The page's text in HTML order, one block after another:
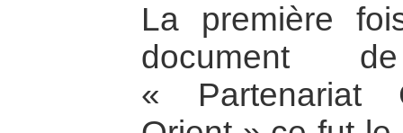
La première
document
« Partenariat